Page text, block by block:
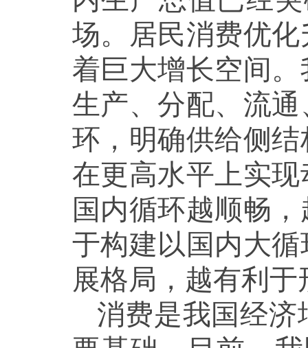
场。居民消费优
着巨大增长空间
生产、分配、流
环，明确供给侧
在更高水平上实
国内循环越顺畅
于构建以国内大
展格局，越有利
消费是我国经